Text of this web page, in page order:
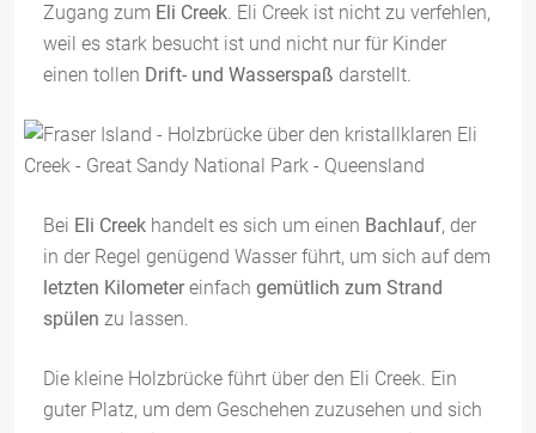
Zugang zum Eli Creek. Eli Creek ist nicht zu verfehlen,
weil es stark besucht ist und nicht nur für Kinder
einen tollen Drift- und Wasserspaß darstellt.
Bei Eli Creek handelt es sich um einen Bachlauf, der
in der Regel genügend Wasser führt, um sich auf dem
letzten Kilometereinfach gemütlich zum Strand
spülen zu lassen.
Die kleine Holzbrücke führt über den Eli Creek. Ein
guter Platz, um dem Geschehen zuzusehen und sich